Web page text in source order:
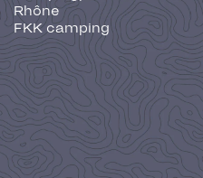
Rhône
FKK camping